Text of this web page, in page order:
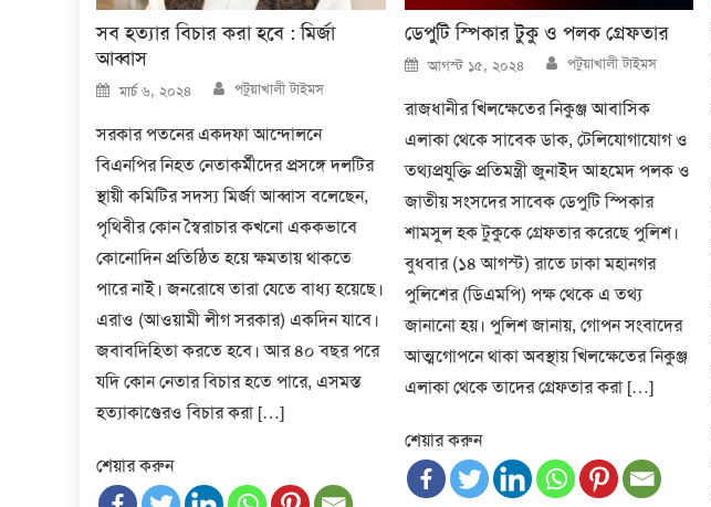
সব হত্যার বিচার করা হবে : মির্জা
আব্বাস
Posted
on
মার্চ ৬, ২০২৪ Author
পটুয়াখালী টাইমস
সরকার পতনের একদফা আন্দোলনে
বিএনপির নিহত নেতাকর্মীদের প্রসঙ্গে দলটির
স্থায়ী কমিটির সদস্য মির্জা আব্বাস বলেছেন,
পৃথিবীর কোন স্বৈরাচার কখনো এককভাবে
কোনোদিন প্রতিষ্ঠিত হয়ে ক্ষমতায় থাকতে
পারে নাই। জনরোষে তারা যেতে বাধ্য হয়েছে।
এরাও (আওয়ামী লীগ সরকার) একদিন যাবে।
জবাবদিহিতা করতে হবে। আর ৪০ বছর পরে
যদি কোন নেতার বিচার হতে পারে, এসমস্ত
হত্যাকাণ্ডেরও বিচার করা […]
শেয়ার করুন
ডেপুটি স্পিকার টুকু ও পলক গ্রেফতার
Posted
on
আগস্ট ১৫, ২০২৪ Author
পটুয়াখালী টাইমস
রাজধানীর খিলক্ষেতের নিকুঞ্জ আবাসিক
এলাকা থেকে সাবেক ডাক, টেলিযোগাযোগ ও
তথ্যপ্রযুক্তি প্রতিমন্ত্রী জুনাইদ আহমেদ পলক ও
জাতীয় সংসদের সাবেক ডেপুটি স্পিকার
শামসুল হক টুকুকে গ্রেফতার করেছে পুলিশ।
বুধবার (১৪ আগস্ট) রাতে ঢাকা মহানগর
পুলিশের (ডিএমপি) পক্ষ থেকে এ তথ্য
জানানো হয়। পুলিশ জানায়, গোপন সংবাদের
আত্মগোপনে থাকা অবস্থায় খিলক্ষেতের নিকুঞ্জ
এলাকা থেকে তাদের গ্রেফতার করা […]
শেয়ার করুন